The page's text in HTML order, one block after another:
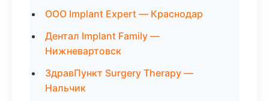
ООО Implant Expert — Краснодар
Дентал Implant Family —
Нижневартовск
ЗдравПункт Surgery Therapy —
Нальчик